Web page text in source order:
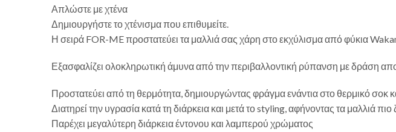
Απλώστε με χτένα
Δημιουργήστε το χτένισμα που επιθυμείτε.
Η σειρά FOR-ME προστατεύει τα μαλλιά σας χάρη στο εκχύλισμα από φύκια
Εξασφαλίζει ολοκληρωτική άμυνα από την περιβαλλοντική ρύπανση με δράση
Προστατεύει από τη θερμότητα, δημιουργώντας φράγμα ενάντια στο θερμικό σοκ
Διατηρεί την υγρασία κατά τη διάρκεια και μετά το styling, αφήνοντας τα μαλλιά
Παρέχει μεγαλύτερη διάρκεια έντονου και λαμπερού χρώματος